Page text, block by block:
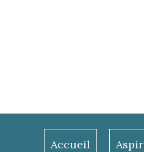
Accueil